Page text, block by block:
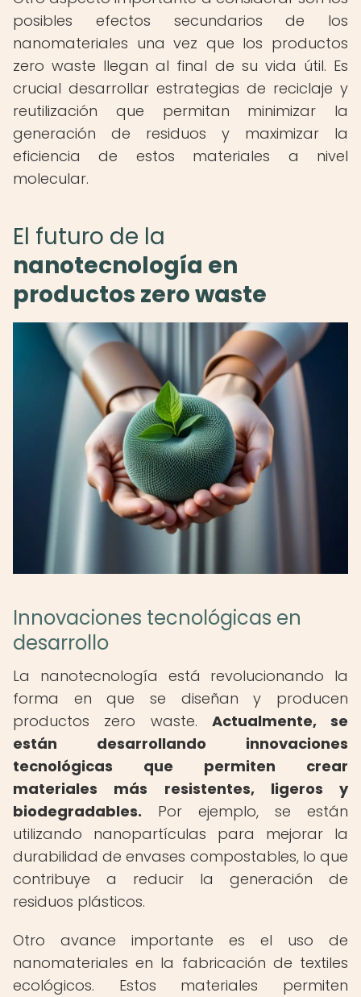
posibles efectos secundarios de los
nanomateriales una vez que los productos
zero waste llegan al final de su vida útil. Es
crucial desarrollar estrategias de reciclaje y
reutilización que permitan minimizar la
generación de residuos y maximizar la
eficiencia de estos materiales a nivel
molecular.
El futuro de la
nanotecnología en
productos zero waste
Innovaciones tecnológicas en
desarrollo
La nanotecnología está revolucionando la
forma en que se diseñan y producen
productos zero waste. Actualmente, se
están desarrollando innovaciones
tecnológicas que permiten crear
materiales más resistentes, ligeros y
biodegradables. Por ejemplo, se están
utilizando nanopartículas para mejorar la
durabilidad de envases compostables, lo que
contribuye a reducir la generación de
residuos plásticos.
Otro avance importante es el uso de
nanomateriales en la fabricación de textiles
ecológicos. Estos materiales permiten